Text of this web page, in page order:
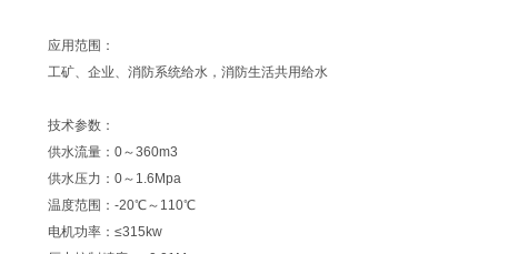
应用范围：
工矿、企业、消防系统给水，消防生活共用给水
技术参数：
供水流量：0～360m3
供水压力：0～1.6Mpa
温度范围：-20℃～110℃
电机功率：≤315kw